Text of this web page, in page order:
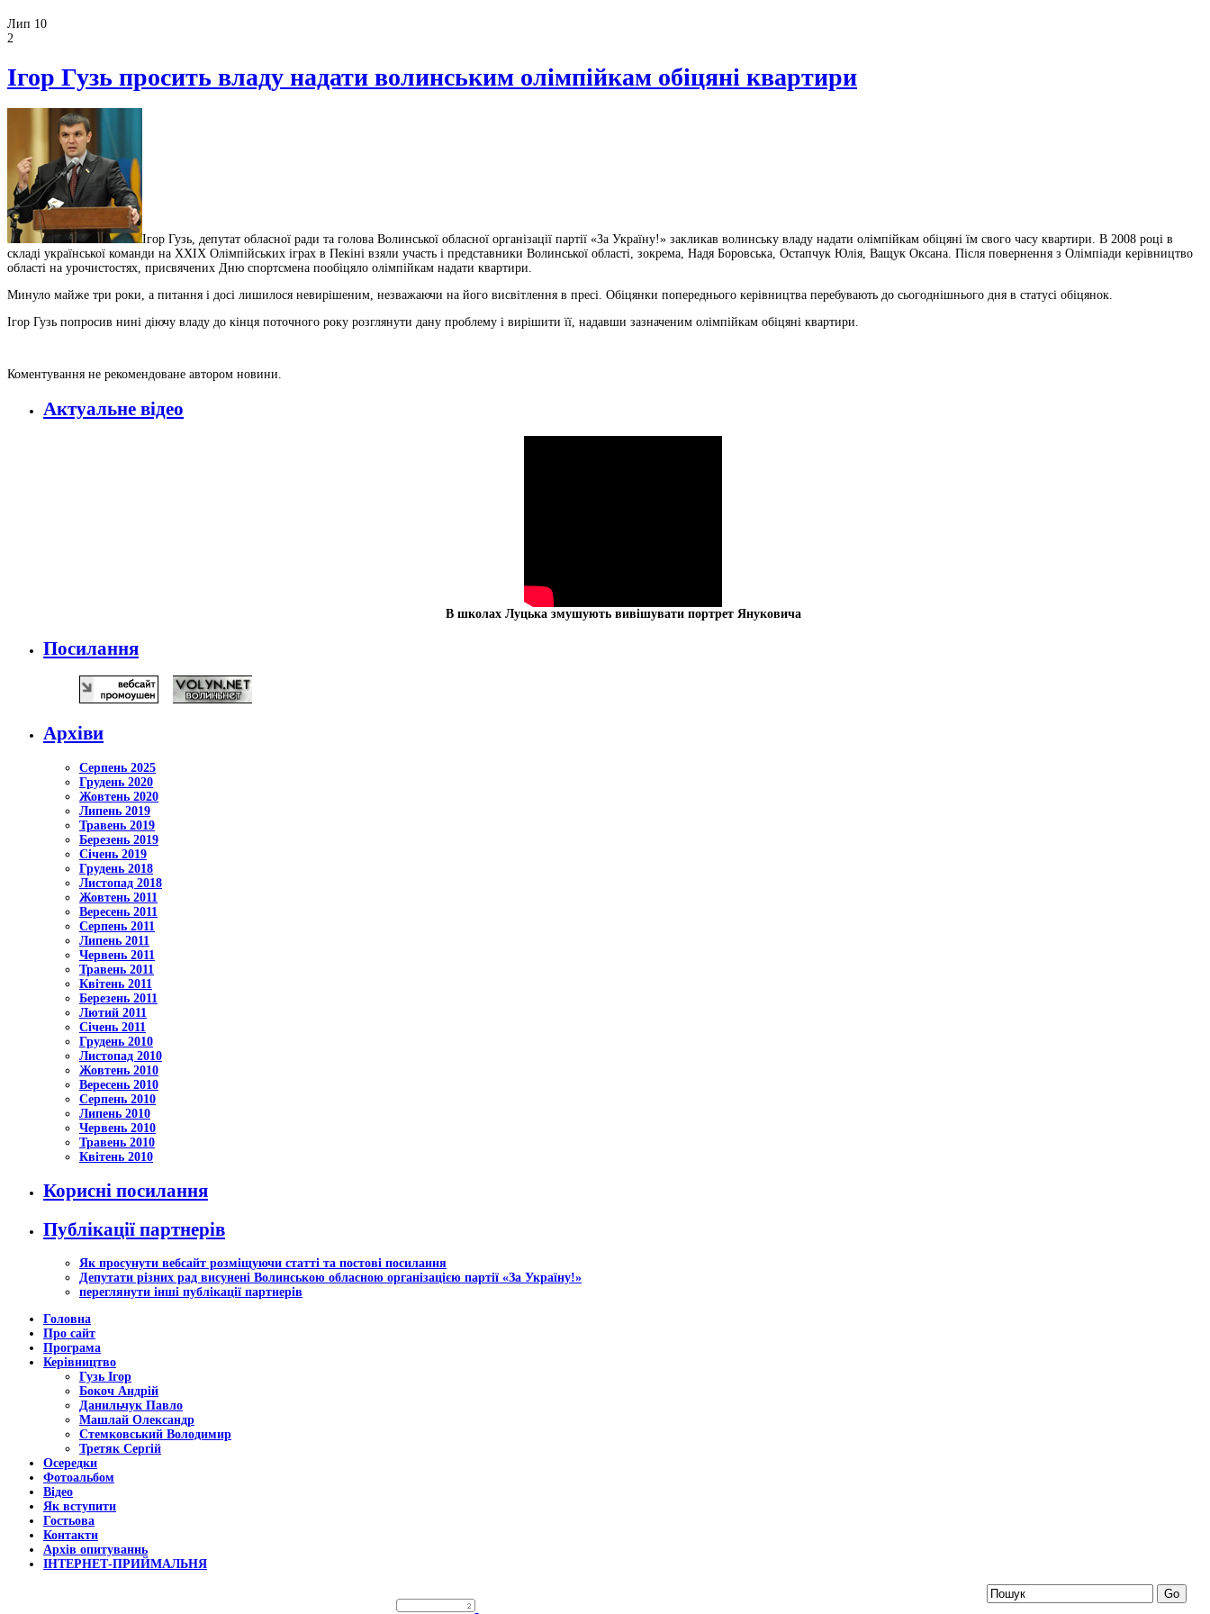
Лип 10
2
Ігор Гузь просить владу надати волинським олімпійкам обіцяні квартири
Ігор Гузь, депутат обласної ради та голова Волинської обласної організації партії «За Україну!» закликав волинську владу надати олімпійкам обіцяні їм свого часу квартири. В 2008 році в
складі української команди на XXIX Олімпійських іграх в Пекіні взяли участь і представники Волинської області, зокрема, Надя Боровська, Остапчук Юлія, Ващук Оксана. Після повернення з Олімпіади керівництво
області на урочистостях, присвячених Дню спортсмена пообіцяло олімпійкам надати квартири.
Минуло майже три роки, а питання і досі лишилося невирішеним, незважаючи на його висвітлення в пресі. Обіцянки попереднього керівництва перебувають до сьогоднішнього дня в статусі обіцянок.
Ігор Гузь попросив нині діючу владу до кінця поточного року розглянути дану проблему і вирішити її, надавши зазначеним олімпійкам обіцяні квартири.
Коментування не рекомендоване автором новини.
Актуальне відео
В школах Луцька змушують вивішувати портрет Януковича
Посилання
Архіви
Серпень 2025
Грудень 2020
Жовтень 2020
Липень 2019
Травень 2019
Березень 2019
Січень 2019
Грудень 2018
Листопад 2018
Жовтень 2011
Вересень 2011
Серпень 2011
Липень 2011
Червень 2011
Травень 2011
Квітень 2011
Березень 2011
Лютий 2011
Січень 2011
Грудень 2010
Листопад 2010
Жовтень 2010
Вересень 2010
Серпень 2010
Липень 2010
Червень 2010
Травень 2010
Квітень 2010
Корисні посилання
Публікації партнерів
Як просунути вебсайт розміщуючи статті та постові посилання
Депутати різних рад висунені Волинською обласною організацією партії «За Україну!»
переглянути інші публікації партнерів
Головна
Про сайт
Програма
Керівництво
Гузь Ігор
Бокоч Андрій
Данильчук Павло
Машлай Олександр
Стемковський Володимир
Третяк Сергій
Осередки
Фотоальбом
Відео
Як вступити
Гостьова
Контакти
Архів опитуваннь
ІНТЕРНЕТ-ПРИЙМАЛЬНЯ